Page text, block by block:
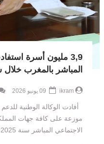
3,9 مليون أسرة
المباشر بالمغرب خلال سنة
ikram
موزعة على كافة جهات
الاجتماعي المباشر سنة 2025 ، ...